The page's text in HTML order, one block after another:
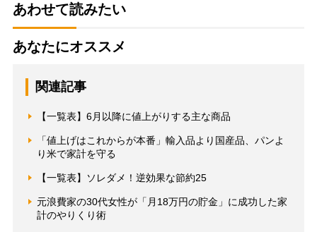
あわせて読みたい
あなたにオススメ
関連記事
【一覧表】6月以降に値上がりする主な商品
「値上げはこれからが本番」輸入品より国産品、パンよ
り米で家計を守る
【一覧表】ソレダメ！逆効果な節約25
元浪費家の30代女性が「月18万円の貯金」に成功した家
計のやりくり術